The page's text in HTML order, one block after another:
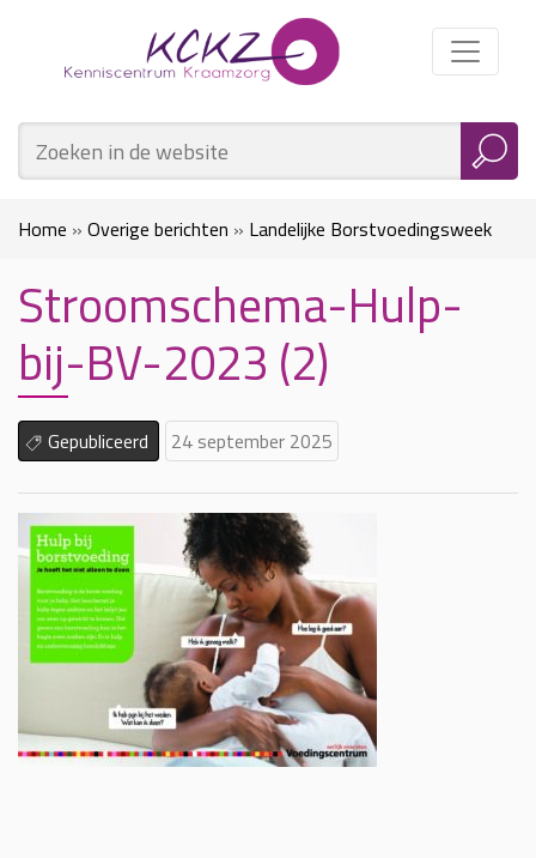
Home » Overige berichten » Landelijke Borstvoedingsweek
2025 » Stroomschema-Hulp-bij-BV-2023 (2)
Stroomschema-Hulp-
bij-BV-2023 (2)
Gepubliceerd 24 september 2025